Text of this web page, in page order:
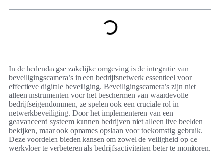
In de hedendaagse zakelijke omgeving is de integratie van
beveiligingscamera’s in een bedrijfsnetwerk essentieel voor
effectieve digitale beveiliging. Beveiligingscamera’s zijn niet
alleen instrumenten voor het beschermen van waardevolle
bedrijfseigendommen, ze spelen ook een cruciale rol in
netwerkbeveiliging. Door het implementeren van een
geavanceerd systeem kunnen bedrijven niet alleen live beelden
bekijken, maar ook opnames opslaan voor toekomstig gebruik.
Deze voordelen bieden kansen om zowel de veiligheid op de
werkvloer te verbeteren als bedrijfsactiviteiten beter te monitoren.